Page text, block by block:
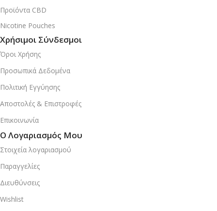
Προϊόντα CBD
Nicotine Pouches
Χρήσιμοι Σύνδεσμοι
Όροι Χρήσης
Προσωπικά Δεδομένα
Πολιτική Εγγύησης
Αποστολές & Επιστροφές
Επικοινωνία
Ο Λογαριασμός Μου
Στοιχεία λογαριασμού
Παραγγελίες
Διευθύνσεις
Wishlist